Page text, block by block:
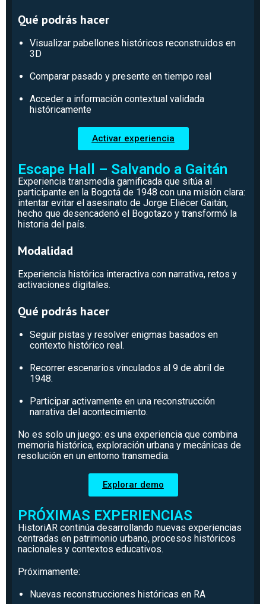
Qué podrás hacer
Visualizar pabellones históricos reconstruidos en
3D
Comparar pasado y presente en tiempo real
Acceder a información contextual validada
históricamente
Activar experiencia
Escape Hall – Salvando a Gaitán
Experiencia transmedia gamificada que sitúa al
participante en la Bogotá de 1948 con una misión clara:
intentar evitar el asesinato de Jorge Eliécer Gaitán,
hecho que desencadenó el Bogotazo y transformó la
historia del país.
Modalidad
Experiencia histórica interactiva con narrativa, retos y
activaciones digitales.
Qué podrás hacer
Seguir pistas y resolver enigmas basados en
contexto histórico real.
Recorrer escenarios vinculados al 9 de abril de
1948.
Participar activamente en una reconstrucción
narrativa del acontecimiento.
No es solo un juego: es una experiencia que combina
memoria histórica, exploración urbana y mecánicas de
resolución en un entorno transmedia.
Explorar demo
PRÓXIMAS EXPERIENCIAS
HistoriAR continúa desarrollando nuevas experiencias
centradas en patrimonio urbano, procesos históricos
nacionales y contextos educativos.
Próximamente:
Nuevas reconstrucciones históricas en RA